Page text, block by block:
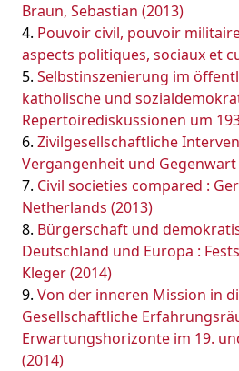
Braun, Sebastian (2013)
Pouvoir civil, pouvoir
aspects politiques, sociaux et
Selbstinszenierung im
katholische und
Repertoirediskussionen um
Zivilgesellschaftliche
Vergangenheit und Gegenwart
Civil societies compared :
Netherlands (2013)
Bürgerschaft und
Deutschland und Europa :
Kleger (2014)
Von der inneren Mission in
Gesellschaftliche
Erwartungshorizonte im 19.
(2014)